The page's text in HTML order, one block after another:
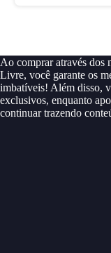
Ao comprar através dos
Livre, você garante os
imbatíveis! Além disso,
exclusivos, enquanto
continuar trazendo